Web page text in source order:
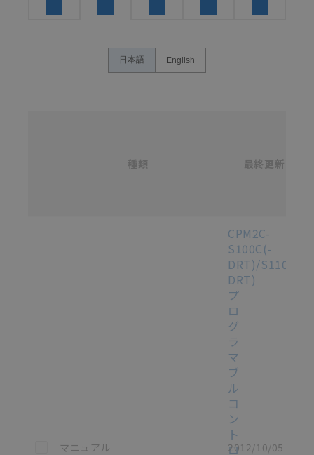
ン事例は参考用ですので、ご採用に際しては機器・装
置の機能や安全性をご確認のうえご使用ください。・
があります。改めて当サイトの掲載内容をご確認のう
日本語 English
種類 最終更新
この資料を選択
マニュアル
CPM2C-
S100C(-
DRT)/S110C(-
DRT)
プ
ロ
グ
ラ
マ
ブ
ル
コ
ン
ト
ロ
2012/10/05